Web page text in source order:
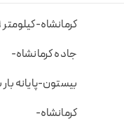
جاده کرمانشاه-
بیستون-پایانه
کرمانشاه-